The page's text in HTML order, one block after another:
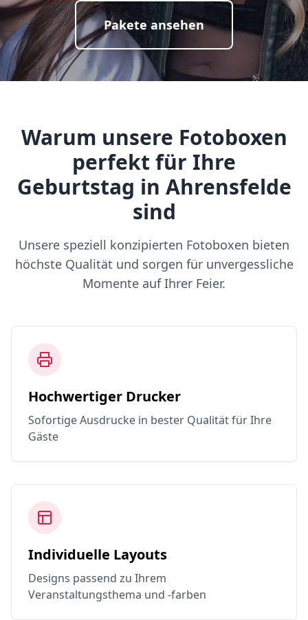
Pakete ansehen
Warum unsere Fotoboxen
perfekt für Ihre
Geburtstag in Ahrensfelde
sind
Unsere speziell konzipierten Fotoboxen bieten
höchste Qualität und sorgen für unvergessliche
Momente auf Ihrer Feier.
Hochwertiger Drucker
Sofortige Ausdrucke in bester Qualität für Ihre
Gäste
Individuelle Layouts
Designs passend zu Ihrem
Veranstaltungsthema und -farben